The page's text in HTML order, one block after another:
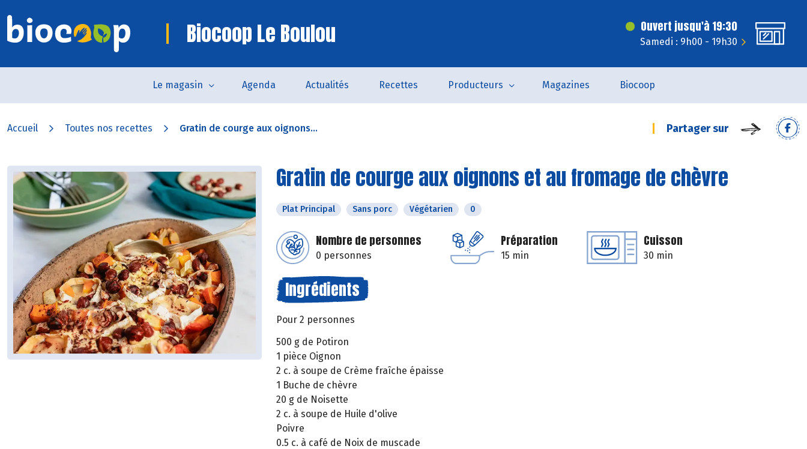
Biocoop Le Boulou Ouvert jusqu'à 19:30
Samedi : 9h00 - 19h30
Le magasin Agenda Actualités Recettes Producteurs Magazines Biocoop
Accueil Toutes nos recettes Gratin de courge aux oignons... Partager sur
Gratin de courge aux oignons et au fromage de chèvre
Plat Principal Sans porc Végétarien 0
Nombre de personnes
0 personnes
Préparation
15 min
Cuisson
30 min
Ingrédients
Pour 2 personnes
500 g de Potiron
1 pièce Oignon
2 c. à soupe de Crème fraîche épaisse
1 Buche de chèvre
20 g de Noisette
2 c. à soupe de Huile d'olive
Poivre
0.5 c. à café de Noix de muscade